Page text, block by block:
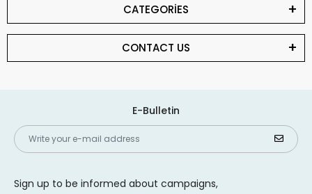
CATEGORİES
CONTACT US
E-Bulletin
Sign up to be informed about campaigns,